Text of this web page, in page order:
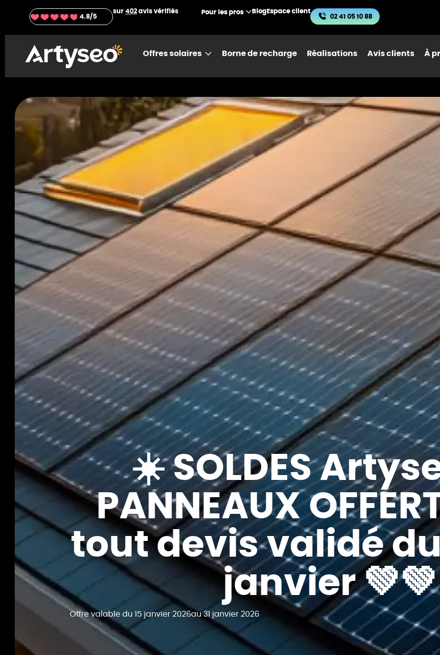
4.8/5
sur 402 avis vérifiés Pour les pros Blog Espace client
02 41 05 10 88
Offres solaires Borne de recharge Réalisations Avis clients À
☀️ SOLDES
PANNEAUX
tout devis validé du
janvier 💚💚
Offre valable du 15 janvier 2026au 31 janvier 2026